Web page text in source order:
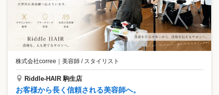
株式会社corree 美容師 / スタイリスト
Riddle-HAIR 駒生店
お客様から長く信頼される美容師へ。